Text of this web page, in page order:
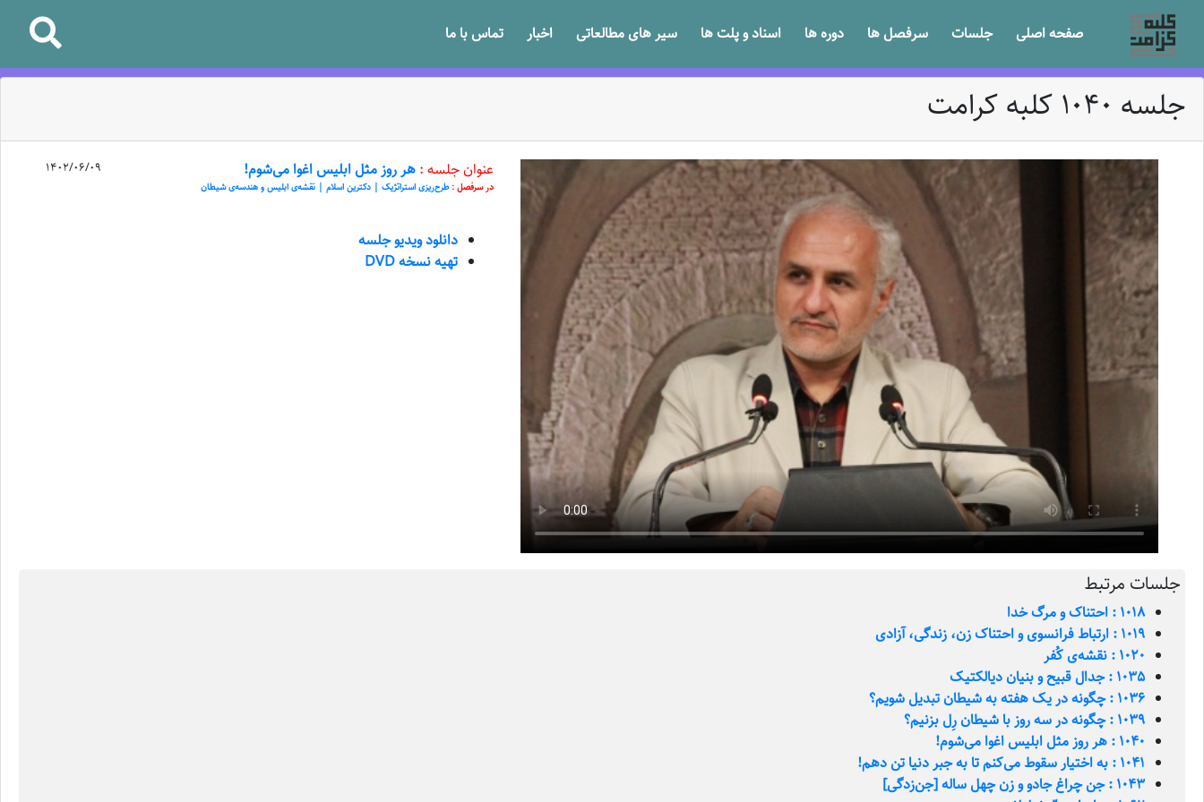
صفحه اصلی جلسات سرفصل ها دوره ها اسناد و پلت ها سیر های مطالعاتی اخبار تماس با ما
جلسه 1040 کلبه کرامت
1402/06/09 عنوان جلسه : هر روز مثل ابلیس اغوا می‌شوم!
در سرفصل :طرح‌ریزی استراتژیک | دکترین اسلام | نقشه‌ی ابلیس و هندسه‌ی شیطان
دانلود ویدیو جلسه
تهیه نسخه DVD
جلسات مرتبط
1018 : احتناک و مرگ خدا
1019 : ارتباط فرانسوی و احتناک زن، زندگی، آزادی
1020 : نقشه‌ی کُفر
1035 : جدال قبیح و بنیان دیالکتیک
1036 : چگونه در یک هفته به شیطان تبدیل شویم؟
1039 : چگونه در سه روز با شیطان رِل بزنیم؟
1040 : هر روز مثل ابلیس اغوا می‌شوم!
1041 : به اختیار سقوط می‌کنم تا به جبر دنیا تن دهم!
1043 : جن چراغ جادو و زن چهل ساله [جن‌زدگی]